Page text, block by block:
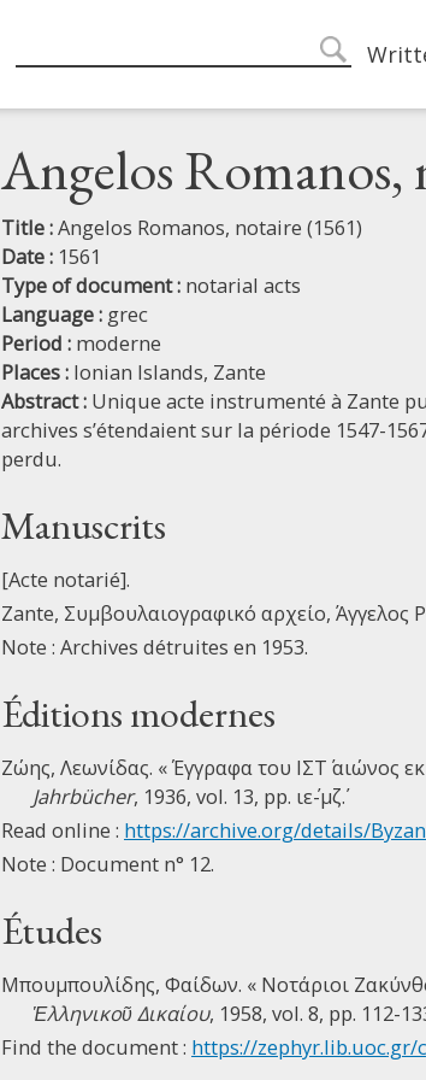
search
Angelos
Title :Angelos Romanos, notaire (1561)
Date : 1561
Type of document : notarial acts
Language : grec
Period : moderne
Places : Ionian Islands, Zante
Abstract : Unique acte instrumenté à Zante
archives s’étendaient sur la période 1547-
perdu.
Manuscrits
[Acte notarié].
Zante, Συμβουλαιογραφικό αρχείο, Άγγελος
Note : Archives détruites en 1953.
Éditions modernes
Ζώης, Λεωνίδας. « Έγγραφα του ΙΣΤ΄ αιώνος
Jahrbücher, 1936, vol. 13, pp. ιε΄-μζ΄.
Read online : https://archive.org/details/
Note : Document n° 12.
Études
Μπουμπουλίδης, Φαίδων. « Νοτάριοι
Ἑλληνικοῦ Δικαίου, 1958, vol. 8, pp. 112-
Find the document : https://zephyr.lib.uoc.gr/